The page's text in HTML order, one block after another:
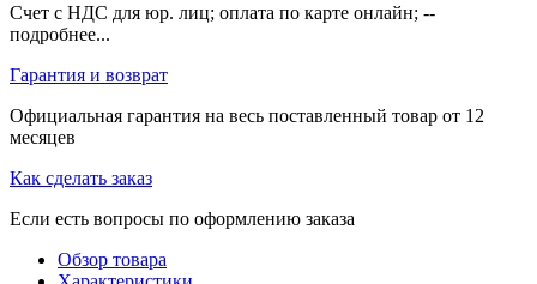
Счет с НДС для юр. лиц; оплата по карте онлайн; --
подробнее...
Гарантия и возврат
Официальная гарантия на весь поставленный товар от 12
месяцев
Как сделать заказ
Если есть вопросы по оформлению заказа
Обзор товара